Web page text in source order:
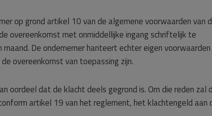
op grond artikel 10 van de algemene voorwaarden van
overeenkomst met onmiddellijke ingang schriftelijk te
De ondernemer hanteert echter eigen voorwaarden
overeenkomst van toepassing zijn.
oordeel dat de klacht deels gegrond is. Om die reden zal
artikel 19 van het reglement, het klachtengeld aan